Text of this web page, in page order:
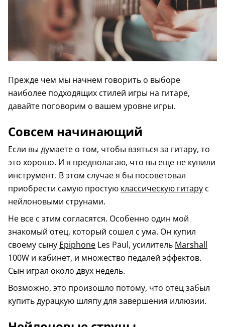
Прежде чем мы начнем говорить о выборе
наиболее подходящих стилей игры на гитаре,
давайте поговорим о вашем уровне игры.
Совсем начинающий
Если вы думаете о том, чтобы взяться за гитару, то
это хорошо. И я предполагаю, что вы еще не купили
инструмент. В этом случае я бы посоветовал
приобрести самую простую классическую гитару с
нейлоновыми струнами.
Не все с этим согласятся. Особенно один мой
знакомый отец, который сошел с ума. Он купил
своему сыну Epiphone Les Paul, усилитель Marshall
100W и кабинет, и множество педалей эффектов.
Сын играл около двух недель.
Возможно, это произошло потому, что отец забыл
купить дурацкую шляпу для завершения иллюзии.